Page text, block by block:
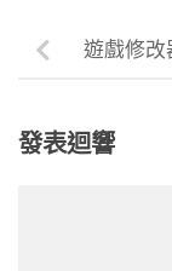
遊戲修改
發表迴響